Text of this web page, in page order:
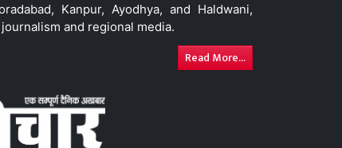
Kanpur, Ayodhya, and Haldwani,
and regional media.
Read More...